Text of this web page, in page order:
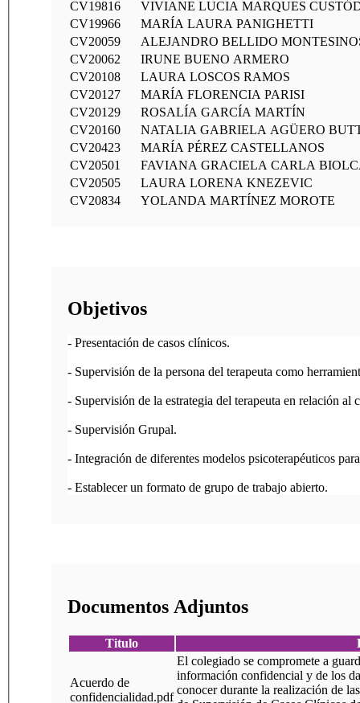
CV19816
VIVIANE LUCIA MARQUES
CV19966
MARÍA LAURA PANIGHETTI
CV20059
ALEJANDRO BELLIDO
CV20062
IRUNE BUENO ARMERO
CV20108
LAURA LOSCOS RAMOS
CV20127
MARÍA FLORENCIA PARISI
CV20129
ROSALÍA GARCÍA MARTÍN
CV20160
NATALIA GABRIELA AGÜERO
CV20423
MARÍA PÉREZ CASTELLANOS
CV20501
FAVIANA GRACIELA CARLA
CV20505
LAURA LORENA KNEZEVIC
CV20834
YOLANDA MARTÍNEZ MOROTE
Objetivos
- Presentación de casos clínicos.
- Supervisión de la persona del terapeuta como
- Supervisión de la estrategia del terapeuta en relación al
- Supervisión Grupal.
- Integración de diferentes modelos psicoterapéuticos
- Establecer un formato de grupo de trabajo abierto.
Documentos Adjuntos
Titulo
Acuerdo de
confidencialidad.pdf
El colegiado se compromete a
información confidencial y de los
conocer durante la realización de